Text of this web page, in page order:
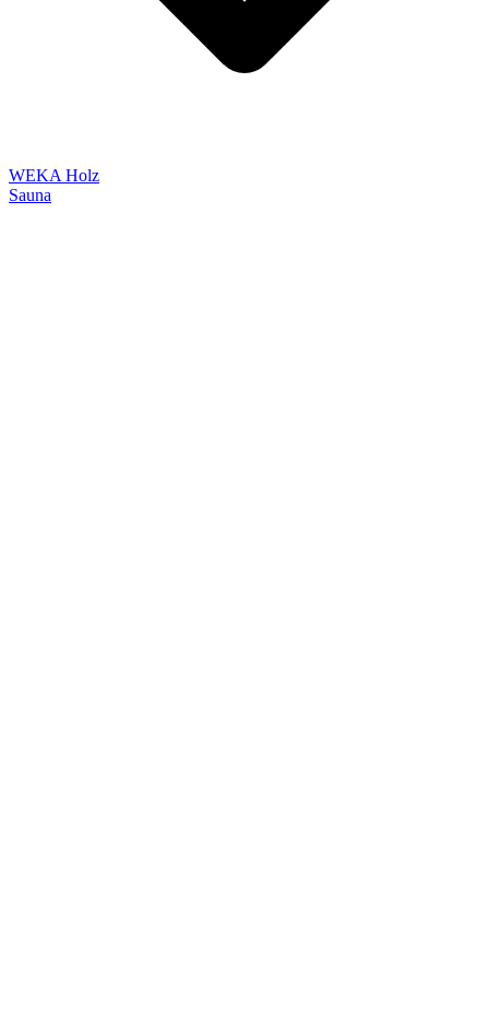
WEKA Holz
Sauna